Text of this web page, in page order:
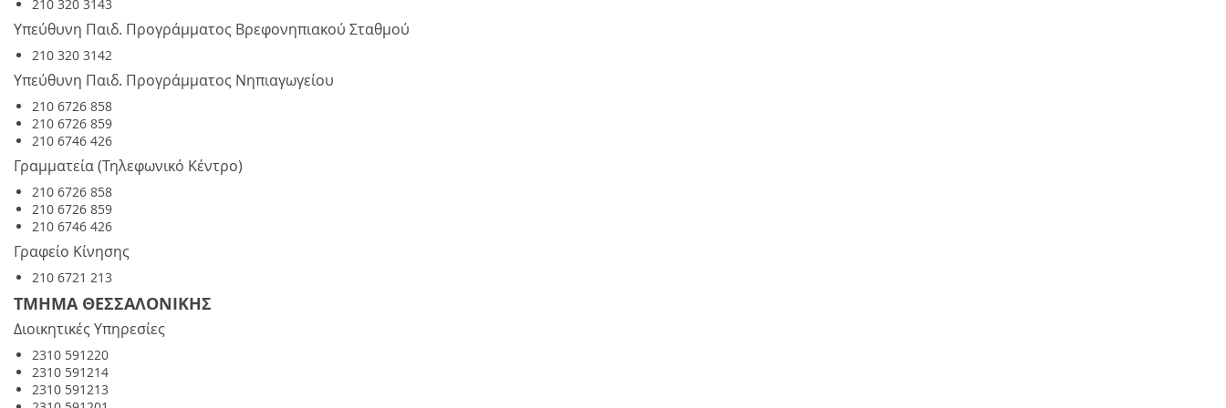
210 320 3143
Υπεύθυνη Παιδ. Προγράμματος Βρεφονηπιακού Σταθμού
210 320 3142
Υπεύθυνη Παιδ. Προγράμματος Νηπιαγωγείου
210 6726 858
210 6726 859
210 6746 426
Γραμματεία (Τηλεφωνικό Κέντρο)
210 6726 858
210 6726 859
210 6746 426
Γραφείο Κίνησης
210 6721 213
ΤΜΗΜΑ ΘΕΣΣΑΛΟΝΙΚΗΣ
Διοικητικές Υπηρεσίες
2310 591220
2310 591214
2310 591213